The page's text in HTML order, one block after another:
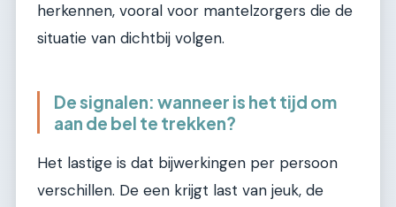
herkennen, vooral voor mantelzorgers die de
situatie van dichtbij volgen.
De signalen: wanneer is het tijd om
aan de bel te trekken?
Het lastige is dat bijwerkingen per persoon
verschillen. De een krijgt last van jeuk, de